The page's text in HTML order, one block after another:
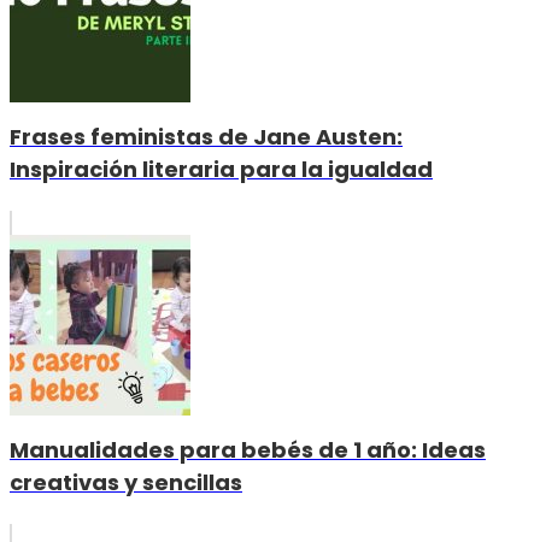
Frases feministas de Jane Austen:
Inspiración literaria para la igualdad
Manualidades para bebés de 1 año: Ideas
creativas y sencillas